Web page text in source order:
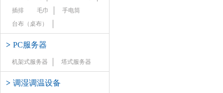
插排
毛巾
手电筒
台布（桌布）
> PC服务器
机架式服务器 塔式服务器
> 调湿调温设备